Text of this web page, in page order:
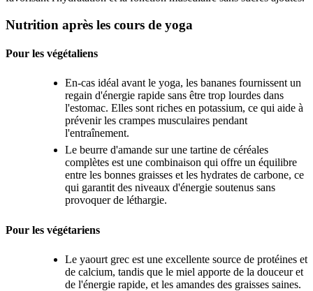
Nutrition après les cours de yoga
Pour les végétaliens
En-cas idéal avant le yoga, les bananes fournissent un
regain d'énergie rapide sans être trop lourdes dans
l'estomac. Elles sont riches en potassium, ce qui aide à
prévenir les crampes musculaires pendant
l'entraînement.
Le beurre d'amande sur une tartine de céréales
complètes est une combinaison qui offre un équilibre
entre les bonnes graisses et les hydrates de carbone, ce
qui garantit des niveaux d'énergie soutenus sans
provoquer de léthargie.
Pour les végétariens
Le yaourt grec est une excellente source de protéines et
de calcium, tandis que le miel apporte de la douceur et
de l'énergie rapide, et les amandes des graisses saines.